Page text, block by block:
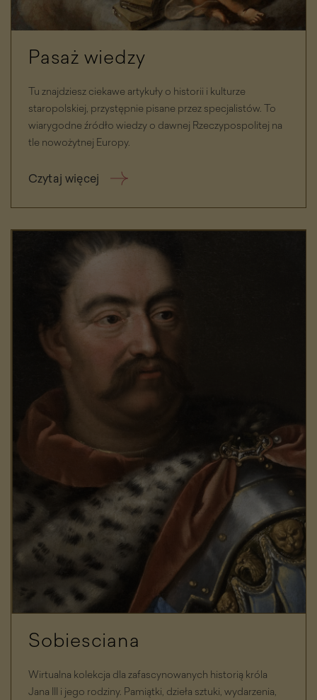
Pasaż wiedzy
Tu znajdziesz ciekawe artykuły o historii i kulturze
staropolskiej, przystępnie pisane przez specjalistów. To
wiarygodne źródło wiedzy o dawnej Rzeczypospolitej na
tle nowożytnej Europy.
Czytaj więcej
Sobiesciana
Wirtualna kolekcja dla zafascynowanych historią króla
Jana III i jego rodziny. Pamiątki, dzieła sztuki, wydarzenia,